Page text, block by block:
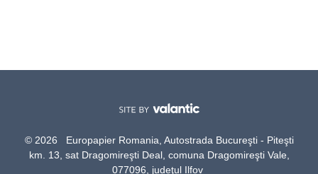
© 2026 Europapier Romania, Autostrada Bucureşti - Piteşti
km. 13, sat Dragomireşti Deal, comuna Dragomireşti Vale,
077096, judeţul Ilfov